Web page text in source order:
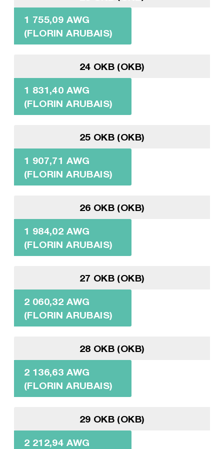
1 755,09 AWG
(FLORIN ARUBAIS)
24 OKB (OKB)
1 831,40 AWG
(FLORIN ARUBAIS)
25 OKB (OKB)
1 907,71 AWG
(FLORIN ARUBAIS)
26 OKB (OKB)
1 984,02 AWG
(FLORIN ARUBAIS)
27 OKB (OKB)
2 060,32 AWG
(FLORIN ARUBAIS)
28 OKB (OKB)
2 136,63 AWG
(FLORIN ARUBAIS)
29 OKB (OKB)
2 212,94 AWG